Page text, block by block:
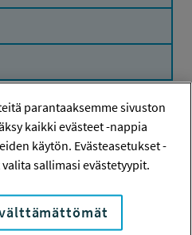
parantaaksemme sivuston
kaikki evästeet -nappia
käytön. Evästeasetukset -
sallimasi evästetyypit.